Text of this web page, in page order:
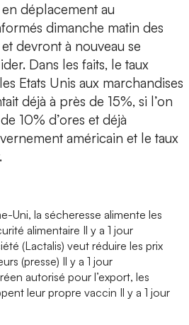
déplacement au
dimanche matin des
devront à nouveau se
Dans les faits, le taux
Etats Unis aux marchandises
déjà à près de 15%, si l’on
10% d’ores et déjà
américain et le taux
Uni, la sécheresse alimente les
alimentaire Il y a 1 jour
(Lactalis) veut réduire les prix
(presse) Il y a 1 jour
autorisé pour l’export, les
leur propre vaccin Il y a 1 jour